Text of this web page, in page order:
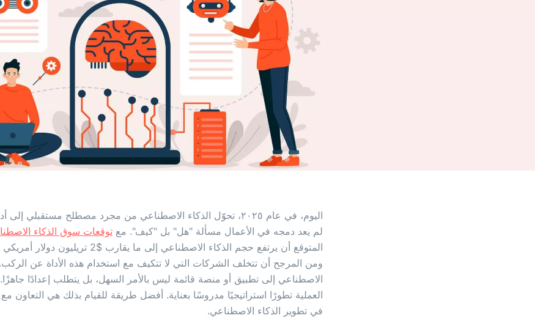
اليوم، في عام ٢٠٢٥، تحوّل الذكاء الاصطناعي من مجرد مصطلح مستقبلي
لم يعد دمجه في الأعمال مسألة "هل" بل "كيف". مع توقعات سوق الذكاء
ومن المرجح أن تتخلف الشركات التي لا تتكيف مع استخدام هذه الأداة عن
الاصطناعي إلى تطبيق أو منصة قائمة ليس بالأمر السهل، بل يتطلب إعدادًا
العملية تطورًا استراتيجيًا مدروسًا بعناية. أفضل طريقة للقيام بذلك هي
في تطوير الذكاء الاصطناعي.